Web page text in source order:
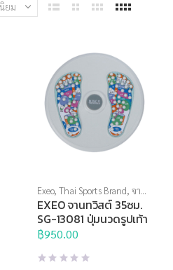
Exeo,Thai Sports Brand, จานท
วิสต์,อุปกรณ์บริหารกาย
EXEO จานทวิสต์ 35ซม.
SG-13081 ปุ่มนวดรูปเท้า
฿950.00